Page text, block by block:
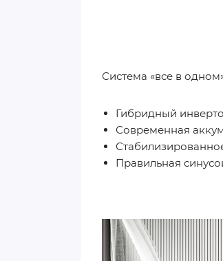
Система «все в
Гибридный
Современная
Правильная